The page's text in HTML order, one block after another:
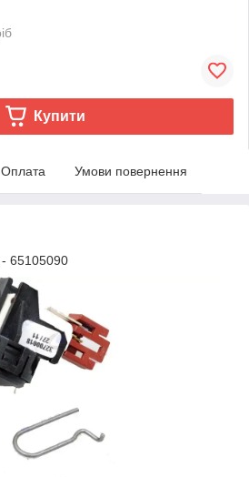
Купити
Оплата Умови повернення
- 65105090